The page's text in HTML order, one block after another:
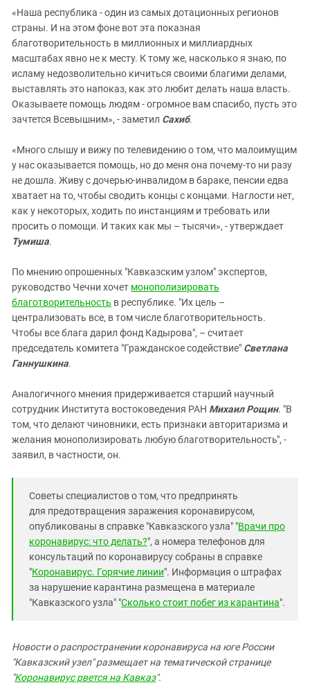
«Наша республика - один из самых дотационных регионов
страны. И на этом фоне вот эта показная
благотворительность в миллионных и миллиардных
масштабах явно не к месту. К тому же, насколько я знаю, по
исламу недозволительно кичиться своими благими делами,
выставлять это напоказ, как это любит делать наша власть.
Оказываете помощь людям - огромное вам спасибо, пусть это
зачтется Всевышним», - заметил Сахиб.
«Много слышу и вижу по телевидению о том, что малоимущим
у нас оказывается помощь, но до меня она почему-то ни разу
не дошла. Живу с дочерью-инвалидом в бараке, пенсии едва
хватает на то, чтобы сводить концы с концами. Наглости нет,
как у некоторых, ходить по инстанциям и требовать или
просить о помощи. И таких как мы – тысячи», - утверждает
Тумиша.
По мнению опрошенных "Кавказским узлом" экспертов,
руководство Чечни хочет монополизировать
благотворительность в республике. "Их цель –
централизовать все, в том числе благотворительность.
Чтобы все блага дарил фонд Кадырова", – считает
председатель комитета "Гражданское содействие" Светлана
Ганнушкина.
Аналогичного мнения придерживается старший научный
сотрудник Института востоковедения РАН Михаил Рощин. "В
том, что делают чиновники, есть признаки авторитаризма и
желания монополизировать любую благотворительность", -
заявил, в частности, он.
Советы специалистов о том, что предпринять
для предотвращения заражения коронавирусом,
опубликованы в справке "Кавказского узла" "Врачи про
коронавирус: что делать?", а номера телефонов для
консультаций по коронавирусу собраны в справке
"Коронавирус. Горячие линии". Информация о штрафах
за нарушение карантина размещена в материале
"Кавказского узла" "Сколько стоит побег из карантина".
Новости о распространении коронавируса на юге России
"Кавказский узел" размещает на тематической странице
"Коронавирус рвется на Кавказ".